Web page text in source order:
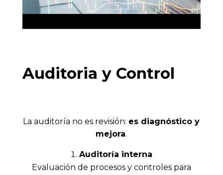
Auditoria y Control
La auditoría no es revisión: es diagnóstico y
mejora.
Auditoría interna
Evaluación de procesos y controles para